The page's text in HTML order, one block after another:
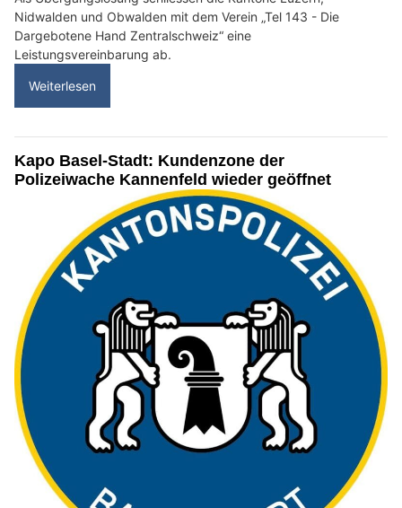
Nidwalden und Obwalden mit dem Verein „Tel 143 - Die
Dargebotene Hand Zentralschweiz“ eine
Leistungsvereinbarung ab.
Weiterlesen
Kapo Basel-Stadt: Kundenzone der
Polizeiwache Kannenfeld wieder geöffnet